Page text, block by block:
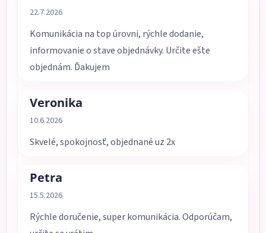
Hodnotenie obchodu je 5 z 5 hviezdičiek.
22.7.2026
Komunikácia na top úrovni, rýchle dodanie,
informovanie o stave objednávky. Určite ešte
objednám. Ďakujem
Veronika
Hodnotenie obchodu je 5 z 5 hviezdičiek.
10.6.2026
Skvelé, spokojnosť, objednané uz 2x
Petra
Hodnotenie obchodu je 5 z 5 hviezdičiek.
15.5.2026
Rýchle doručenie, super komunikácia. Odporúčam,